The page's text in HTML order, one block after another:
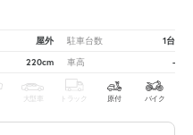
屋外 駐車台数 1台
220cm 車高 -
大型車 トラック 原付 バイク